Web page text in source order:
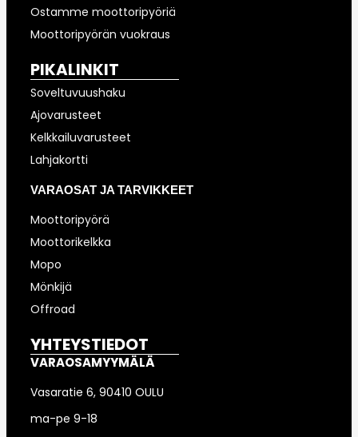
Ostamme moottoripyöriä
Moottoripyörän vuokraus
PIKALINKIT
Soveltuvuushaku
Ajovarusteet
Kelkkailuvarusteet
Lahjakortti
VARAOSAT JA TARVIKKEET
Moottoripyörä
Moottorikelkka
Mopo
Mönkijä
Offroad
YHTEYSTIEDOT
VARAOSAMYYMÄLÄ
Vasaratie 6, 90410 OULU
ma-pe 9-18